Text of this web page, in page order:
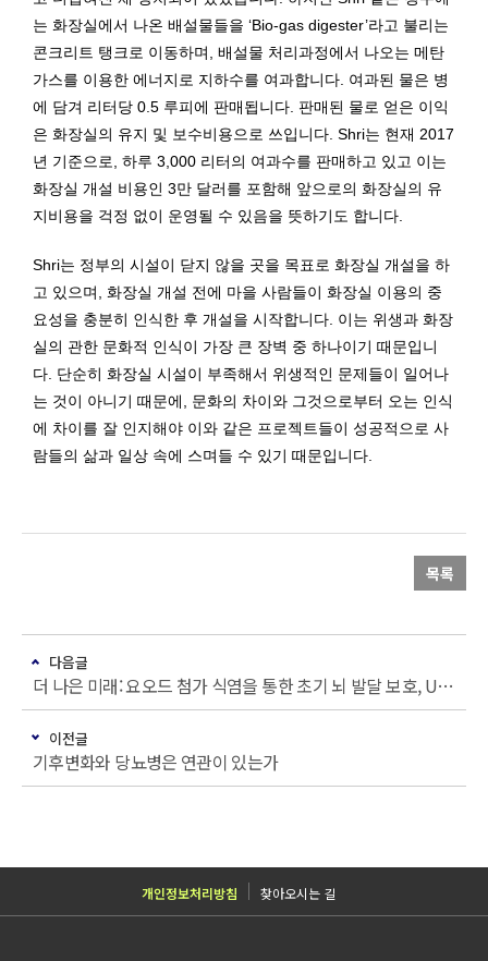
는 화장실에서 나온 배설물들을 ‘Bio-gas digester’라고 불리는
콘크리트 탱크로 이동하며, 배설물 처리과정에서 나오는 메탄
가스를 이용한 에너지로 지하수를 여과합니다. 여과된 물은 병
에 담겨 리터당 0.5 루피에 판매됩니다. 판매된 물로 얻은 이익
은 화장실의 유지 및 보수비용으로 쓰입니다. Shri는 현재 2017
년 기준으로, 하루 3,000 리터의 여과수를 판매하고 있고 이는
화장실 개설 비용인 3만 달러를 포함해 앞으로의 화장실의 유
지비용을 걱정 없이 운영될 수 있음을 뜻하기도 합니다.
Shri는 정부의 시설이 닫지 않을 곳을 목표로 화장실 개설을 하
고 있으며, 화장실 개설 전에 마을 사람들이 화장실 이용의 중
요성을 충분히 인식한 후 개설을 시작합니다. 이는 위생과 화장
실의 관한 문화적 인식이 가장 큰 장벽 중 하나이기 때문입니
다. 단순히 화장실 시설이 부족해서 위생적인 문제들이 일어나
는 것이 아니기 때문에, 문화의 차이와 그것으로부터 오는 인식
에 차이를 잘 인지해야 이와 같은 프로젝트들이 성공적으로 사
람들의 삶과 일상 속에 스며들 수 있기 때문입니다.
목록
다음글
더 나은 미래: 요오드 첨가 식염을 통한 초기 뇌 발달 보호, UNICEF-GAIN 파트너십 프로젝트
이전글
기후변화와 당뇨병은 연관이 있는가
개인정보처리방침 찾아오시는 길